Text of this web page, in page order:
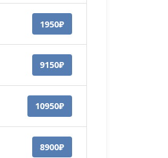
1950₽
9150₽
10950₽
8900₽